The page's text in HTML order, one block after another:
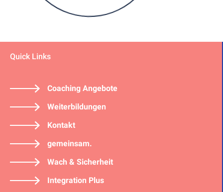
Quick Links
Coaching Angebote
Weiterbildungen
Kontakt
gemeinsam.
Wach & Sicherheit
Integration Plus